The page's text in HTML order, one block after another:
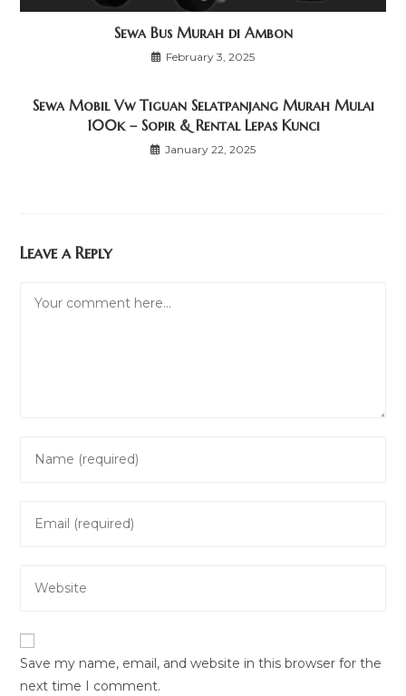
Sewa Bus Murah di Ambon
February 3, 2025
Sewa Mobil Vw Tiguan Selatpanjang Murah Mulai
100k – Sopir & Rental Lepas Kunci
January 22, 2025
Leave a Reply
comment
address
URL
(optional)
Save my name, email, and website in this browser for the
next time I comment.